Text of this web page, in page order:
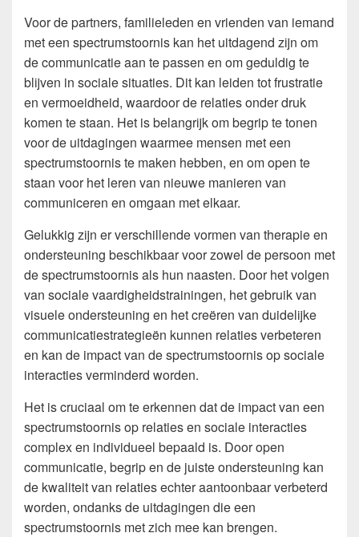
Voor de partners, familieleden en vrienden van iemand
met een spectrumstoornis kan het uitdagend zijn om
de communicatie aan te passen en om geduldig te
blijven in sociale situaties. Dit kan leiden tot frustratie
en vermoeidheid, waardoor de relaties onder druk
komen te staan. Het is belangrijk om begrip te tonen
voor de uitdagingen waarmee mensen met een
spectrumstoornis te maken hebben, en om open te
staan voor het leren van nieuwe manieren van
communiceren en omgaan met elkaar.
Gelukkig zijn er verschillende vormen van therapie en
ondersteuning beschikbaar voor zowel de persoon met
de spectrumstoornis als hun naasten. Door het volgen
van sociale vaardigheidstrainingen, het gebruik van
visuele ondersteuning en het creëren van duidelijke
communicatiestrategieën kunnen relaties verbeteren
en kan de impact van de spectrumstoornis op sociale
interacties verminderd worden.
Het is cruciaal om te erkennen dat de impact van een
spectrumstoornis op relaties en sociale interacties
complex en individueel bepaald is. Door open
communicatie, begrip en de juiste ondersteuning kan
de kwaliteit van relaties echter aantoonbaar verbeterd
worden, ondanks de uitdagingen die een
spectrumstoornis met zich mee kan brengen.